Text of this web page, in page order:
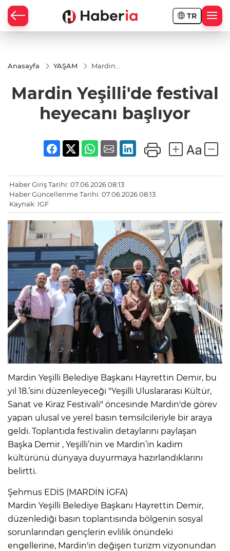
TR
Anasayfa YAŞAM
Mardin
heyecanı
başlıyor
Mardin Yeşilli'de festival
heyecanı başlıyor
Haber Giriş Tarihi: 07.06.2026 08:13
Haber Güncellenme Tarihi: 07.06.2026 08:13
Kaynak: IGF
Mardin Yeşilli Belediye Başkanı Hayrettin Demir, bu
yıl 18.’sini düzenleyeceği "Yeşilli Uluslararası Kültür,
Sanat ve Kiraz Festivali" öncesinde Mardin'de görev
yapan ulusal ve yerel basın temsilcileriyle bir araya
geldi. Toplantıda festivalin detaylarını paylaşan
Başka Demir , Yeşilli’nin ve Mardin’in kadim
kültürünü dünyaya duyurmaya hazırlandıklarını
belirtti.
Şehmus EDİS (MARDİN İGFA)
Mardin Yeşilli Belediye Başkanı Hayrettin Demir,
düzenlediği basın toplantısında bölgenin sosyal
sorunlarından gençlerin evlilik önündeki
engellerine, Mardin'in değişen turizm vizyonundan